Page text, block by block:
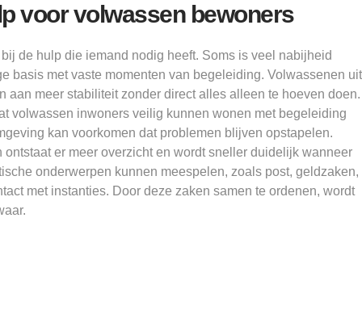
voor volwassen bewoners
de hulp die iemand nodig heeft. Soms is veel nabijheid
basis met vaste momenten van begeleiding. Volwassenen uit
aan meer stabiliteit zonder direct alles alleen te hoeven doen.
volwassen inwoners veilig kunnen wonen met begeleiding
kan voorkomen dat problemen blijven opstapelen.
ontstaat er meer overzicht en wordt sneller duidelijk wanneer
onderwerpen kunnen meespelen, zoals post, geldzaken,
met instanties. Door deze zaken samen te ordenen, wordt